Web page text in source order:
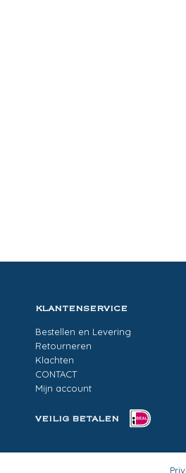
KLANTENSERVICE
Bestellen en Levering
Retourneren
Klachten
CONTACT
Mijn account
VEILIG BETALEN